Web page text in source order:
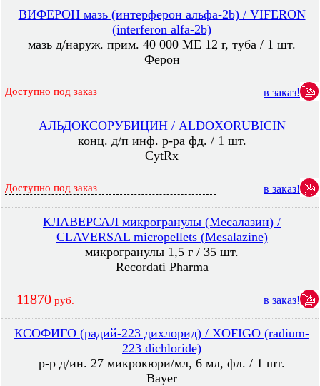
ВИФЕРОН мазь (интерферон альфа-2b) / VIFERON
(interferon alfa-2b)
мазь д/наруж. прим. 40 000 МЕ 12 г, туба / 1 шт.
Ферон
Доступно под заказ в заказ!
АЛЬДОКСОРУБИЦИН / ALDOXORUBICIN
конц. д/п инф. р-ра фд. / 1 шт.
CytRx
Доступно под заказ в заказ!
КЛАВЕРСАЛ микрогранулы (Месалазин) /
CLAVERSAL micropellets (Mesalazine)
микрогранулы 1,5 г / 35 шт.
Recordati Pharma
11870 руб. в заказ!
КСОФИГО (радий-223 дихлорид) / XOFIGO (radium-
223 dichloride)
р-р д/ин. 27 микрокюри/мл, 6 мл, фл. / 1 шт.
Bayer